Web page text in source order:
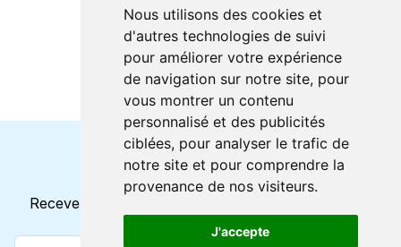
Nous utilisons des cookies et
d'autres technologies de suivi
pour améliorer votre expérience
de navigation sur notre site, pour
vous montrer un contenu
personnalisé et des publicités
ciblées, pour analyser le trafic de
notre site et pour comprendre la
provenance de nos visiteurs.
J'accepte
Horaires et offres actuels
Recevez toutes les mises à jour dans votre e-mail